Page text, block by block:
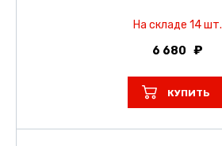
На складе 14 шт.
6 680
КУПИТЬ